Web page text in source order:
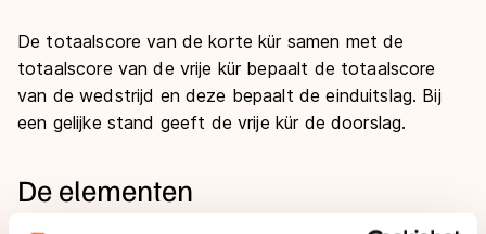
De totaalscore van de korte kür samen met de
totaalscore van de vrije kür bepaalt de totaalscore
van de wedstrijd en deze bepaalt de einduitslag. Bij
een gelijke stand geeft de vrije kür de doorslag.
De elementen